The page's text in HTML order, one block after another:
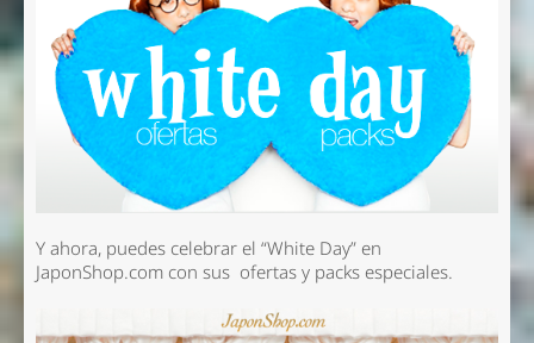
Y ahora, puedes celebrar el “White Day” en
JaponShop.com con sus ofertas y packs especiales.